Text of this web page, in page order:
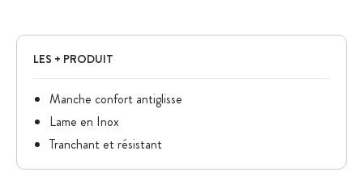
LES + PRODUIT
Manche confort antiglisse
Lame en Inox
Tranchant et résistant